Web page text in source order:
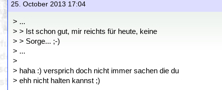
25. October 2013 17:04
> ...
> > Ist schon gut, mir reichts für heute, keine
> > Sorge... ;-)
> ...
>
> haha :) versprich doch nicht immer sachen die du
> ehh nicht halten kannst ;)